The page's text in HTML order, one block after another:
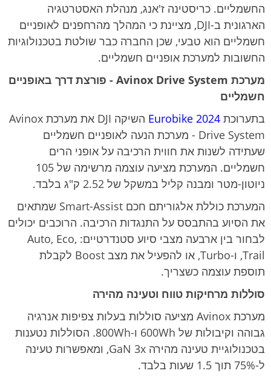
החשמליים. כריסטינה ז'אנג, מנהלת האסטרטגיה
הארגונית ב-DJI, מציינת כי המהלך מהרחפנים לאופניים
חשמליים הוא טבעי, שכן החברה כבר שולטת בטכנולוגיות
החשובות למערכת אופניים חשמליים.
מערכת Avinox Drive System - פורצת דרך באופניים
חשמליים
בתערוכת Eurobike 2024
השיקה DJI את מערכת Avinox
Drive System - מערכת הנעה לאופניים חשמליים
שעתידה לשנות את חווית הרכיבה על אופני הרים
חשמליים. המערכת מציעה עוצמה מרשימה של 105
ניוטון-מטר ומבנה קליל במשקל של 2.52 ק"ג בלבד.
המערכת כוללת אלגוריתם חכם Smart-Assist שמתאים
את הסיוע בהתבסס על התנגדות הרכיבה. הרוכבים יכולים
לבחור בין ארבעה מצבי סיוע סטנדרטיים: Auto, Eco,
Trail, ו-Turbo, או להפעיל את מצב Boost לקבלת
תוספת עוצמה כשצריך.
סוללות מרחיקות טווח וטעינה מהירה
מערכת Avinox מציעה סוללות בעלות צפיפות אנרגיה
גבוהה וקיבולות של 600Wh ו-800Wh. הסוללות נטענות
בטכנולוגיית טעינה מהירה GaN 3x, ומאפשרות טעינה
ל-75% תוך 1.5 שעות בלבד.